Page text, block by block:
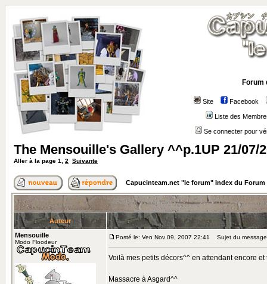
Forum
Site Facebook
Liste des
Se connecter pour
The Mensouille's Gallery ^^p.1UP 21/07/
Aller à la page 1 2 Suivante
Capucinteam.net "le forum" Index du Forum
Auteur
Mensouille
Modo Floodeur
Posté le: Ven Nov 09, 2007 22:41 Sujet du
Voilà mes petits décors^^ en attendant encore
Massacre à Asgard^^